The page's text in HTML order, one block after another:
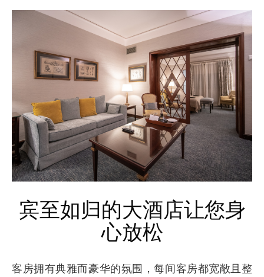
宾至如归的大酒店让您身
心放松
客房拥有典雅而豪华的氛围，每间客房都宽敞且整